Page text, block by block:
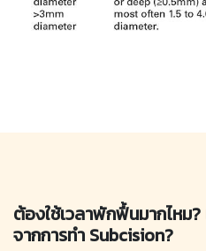
ต้องใช้เวลาพักฟื้นมากไหม
จากการทำ Subcision?